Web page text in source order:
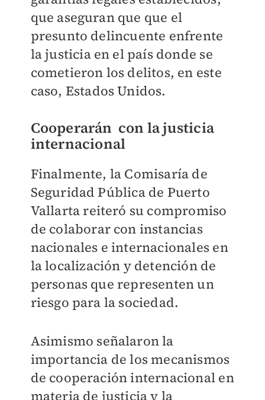
que aseguran que que el
presunto delincuente enfrente
la justicia en el país donde se
cometieron los delitos, en este
caso, Estados Unidos.
Cooperarán con la justicia
internacional
Finalmente, la Comisaría de
Seguridad Pública de Puerto
Vallarta reiteró su compromiso
de colaborar con instancias
nacionales e internacionales en
la localización y detención de
personas que representen un
riesgo para la sociedad.
Asimismo señalaron la
importancia de los mecanismos
de cooperación internacional en
materia de justicia y la